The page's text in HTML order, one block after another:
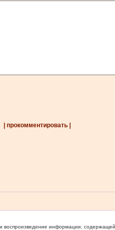
| прокомментировать |
воспроизведение информации,